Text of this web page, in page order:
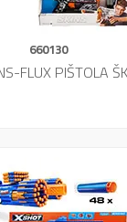
660130
FLUX PIŠTOLA